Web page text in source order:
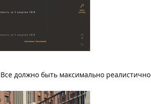
должно быть максимально